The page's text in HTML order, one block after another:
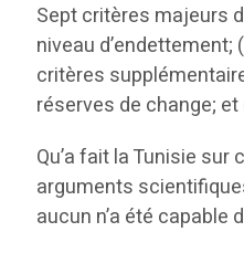
Sept critères majeurs
niveau
critères
réserves de change;
Qu’a fait la Tunisie
arguments
aucun n’a été